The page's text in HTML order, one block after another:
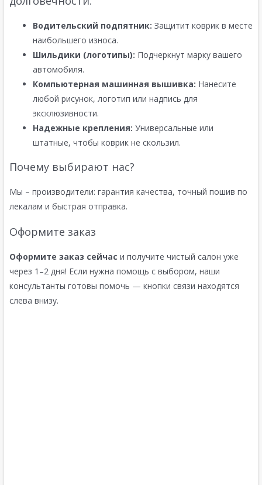
Водительский подпятник: Защитит коврик в месте
наибольшего износа.
Шильдики (логотипы): Подчеркнут марку вашего
автомобиля.
Компьютерная машинная вышивка: Нанесите
любой рисунок, логотип или надпись для
эксклюзивности.
Надежные крепления: Универсальные или
штатные, чтобы коврик не скользил.
Почему выбирают нас?
Мы – производители: гарантия качества, точный пошив по
лекалам и быстрая отправка.
Оформите заказ
Оформите заказ сейчас и получите чистый салон уже
через 1–2 дня! Если нужна помощь с выбором, наши
консультанты готовы помочь — кнопки связи находятся
слева внизу.